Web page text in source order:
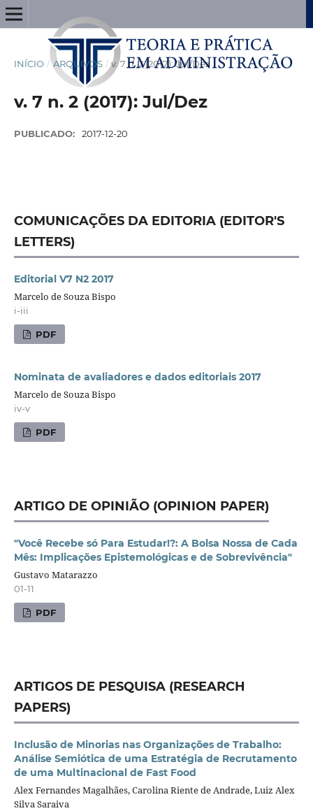
INÍCIO / ARQUIVOS / v. 7 n. 2 (2017): Jul/Dez
v. 7 n. 2 (2017): Jul/Dez
PUBLICADO: 2017-12-20
COMUNICAÇÕES DA EDITORIA (EDITOR'S
LETTERS)
Editorial V7 N2 2017
Marcelo de Souza Bispo
i-iii
PDF
Nominata de avaliadores e dados editoriais 2017
Marcelo de Souza Bispo
iv-v
PDF
ARTIGO DE OPINIÃO (OPINION PAPER)
"Você Recebe só Para Estudar!?: A Bolsa Nossa de Cada
Mês: Implicações Epistemológicas e de Sobrevivência"
Gustavo Matarazzo
01-11
PDF
ARTIGOS DE PESQUISA (RESEARCH
PAPERS)
Inclusão de Minorias nas Organizações de Trabalho:
Análise Semiótica de uma Estratégia de Recrutamento
de uma Multinacional de Fast Food
Alex Fernandes Magalhães, Carolina Riente de Andrade, Luiz Alex
Silva Saraiva